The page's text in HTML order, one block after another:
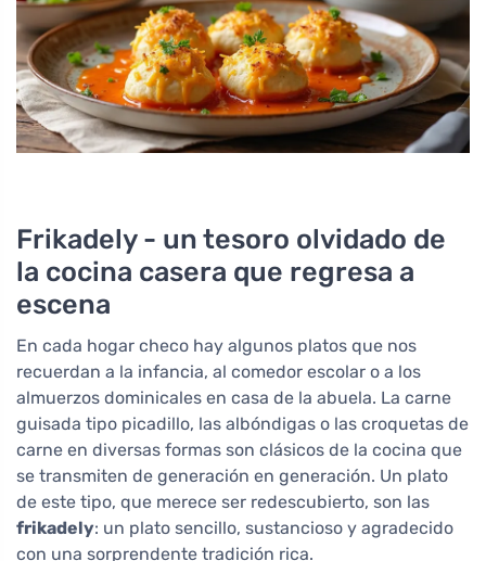
Frikadely - un tesoro olvidado de
la cocina casera que regresa a
escena
En cada hogar checo hay algunos platos que nos
recuerdan a la infancia, al comedor escolar o a los
almuerzos dominicales en casa de la abuela. La carne
guisada tipo picadillo, las albóndigas o las croquetas de
carne en diversas formas son clásicos de la cocina que
se transmiten de generación en generación. Un plato
de este tipo, que merece ser redescubierto, son las
frikadely: un plato sencillo, sustancioso y agradecido
con una sorprendente tradición rica.